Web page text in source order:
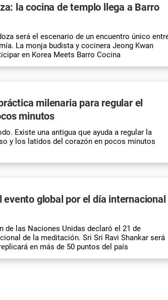
la cocina de templo llega a Barro
será el escenario de un encuentro único
La monja budista y cocinera Jeong Kwan
en Korea Meets Barro Cocina
milenaria para regular el
minutos
Existe una antigua que ayuda a regular la
y los latidos del corazón en pocos minutos
evento global por el día internacional
de las Naciones Unidas declaró el 21 de
de la meditación. Sri Sri Ravi Shankar será
en más de 50 puntos del país